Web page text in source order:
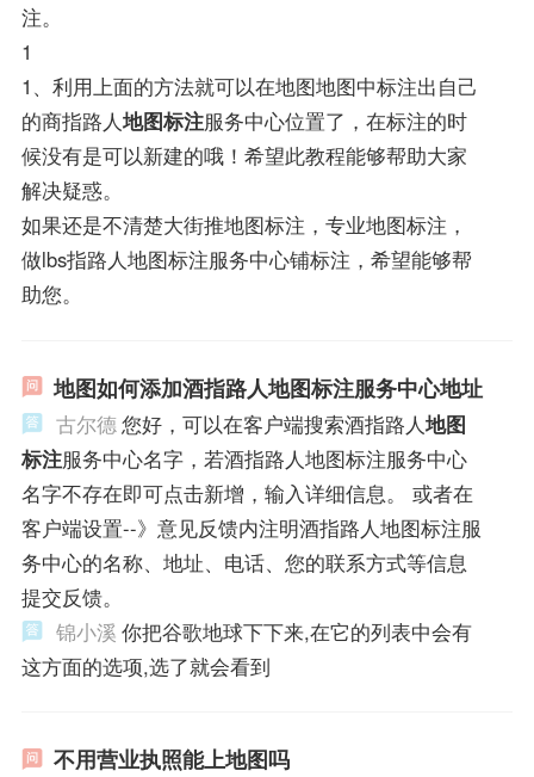
注。
1
1、利用上面的方法就可以在地图地图中标注出自己
的商指路人地图标注服务中心位置了，在标注的时
候没有是可以新建的哦！希望此教程能够帮助大家
解决疑惑。
如果还是不清楚大街推地图标注，专业地图标注，
做lbs指路人地图标注服务中心铺标注，希望能够帮
助您。
地图如何添加酒指路人地图标注服务中心地址
古尔德 您好，可以在客户端搜索酒指路人地图
标注服务中心名字，若酒指路人地图标注服务中心
名字不存在即可点击新增，输入详细信息。 或者在
客户端设置--》意见反馈内注明酒指路人地图标注服
务中心的名称、地址、电话、您的联系方式等信息
提交反馈。
锦小溪 你把谷歌地球下下来,在它的列表中会有
这方面的选项,选了就会看到
不用营业执照能上地图吗